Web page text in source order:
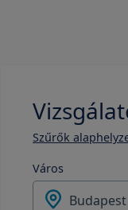
Szűrők
Város
Budapest